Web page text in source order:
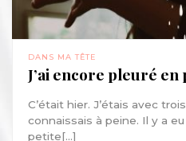
DANS MA TÊTE
J’ai encore pleuré en
C’était hier. J’étais avec
connaissais à peine. Il y a
petite[...]